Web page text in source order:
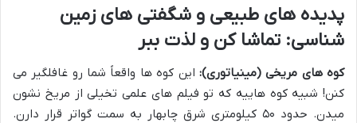
پدیده های طبیعی و شگفتی های زمین
شناسی: تماشا کن و لذت ببر
کوه های مریخی (مینیاتوری): این کوه ها واقعاً شما رو غافلگیر می
کنن! شبیه کوه هاییه که تو فیلم های علمی تخیلی از مریخ نشون
میدن. حدود ۵۰ کیلومتری شرق چابهار به سمت گواتر قرار دارن.